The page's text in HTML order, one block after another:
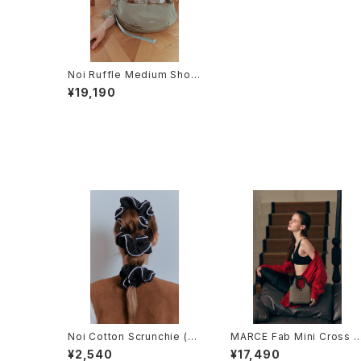
Noi Ruffle Medium Shoul
der Bag (Khaki)
¥19,190
Noi Cotton Scrunchie (Bl
ack)
¥2,540
MARCE Fab Mini Cross B
ag (Black)
¥17,490